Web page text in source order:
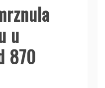
u
870